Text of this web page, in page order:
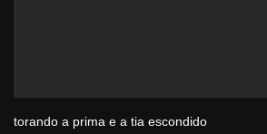
torando a prima e a tia escondido